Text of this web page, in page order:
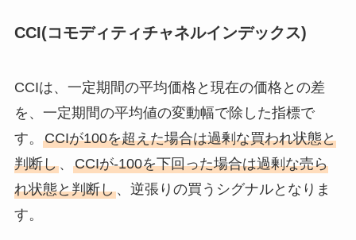
CCI(コモディティチャネルインデックス)
CCIは、一定期間の平均価格と現在の価格との差
を、一定期間の平均値の変動幅で除した指標で
す。 CCIが100を超えた場合は過剰な買われ状態と
判断し、 CCIが-100を下回った場合は過剰な売ら
れ状態と判断し、逆張りの買うシグナルとなりま
す。